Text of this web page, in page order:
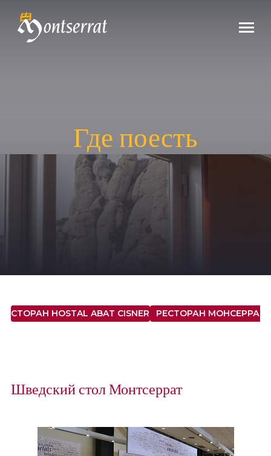
Где поесть
HOSTAL ABAT CISNEROSРЕСТОРАН МОНСЕРРАТ
Шведский стол Монтсеррат